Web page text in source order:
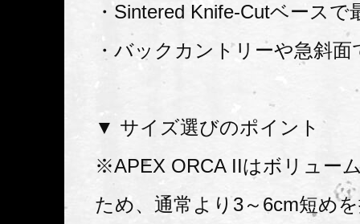
・Sintered Knife-Cutベースで
・バックカントリーや急斜
▼ サイズ選びのポイント
※APEX ORCA IIはボリュー
ため、通常より3～6cm短め